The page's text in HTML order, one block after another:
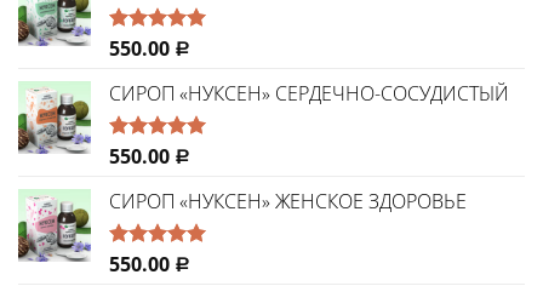
Оценка
550.00 Р
СИРОП «НУКСЕН» СЕРДЕЧНО-СОСУДИСТЫЙ
Оценка
550.00 Р
СИРОП «НУКСЕН» ЖЕНСКОЕ ЗДОРОВЬЕ
Оценка
550.00 Р